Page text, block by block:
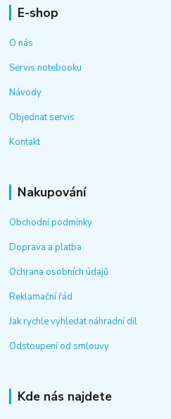
E-shop
O nás
Servis notebooku
Návody
Objednat servis
Kontakt
Nakupování
Obchodní podmínky
Doprava a platba
Ochrana osobních údajů
Reklamační řád
Jak rychle vyhledat náhradní díl
Odstoupení od smlouvy
Kde nás najdete